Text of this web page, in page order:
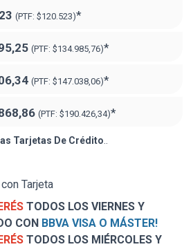
(PTF: $120.523)*
(PTF: $134.985,76)*
(PTF: $147.038,06)*
(PTF: $190.426,34)*
Tarjetas De Crédito
con Tarjeta
TODOS LOS VIERNES Y
CON BBVA VISA O MÁSTER!
TODOS LOS MIÉRCOLES Y